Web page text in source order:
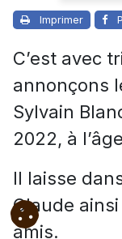
Imprimer
C’est avec
annonçons
Sylvain
2022, à
Il laisse
Claude
amis.